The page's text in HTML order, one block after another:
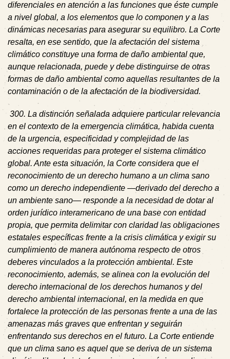
diferenciales en atención a las funciones que éste cumple
a nivel global, a los elementos que lo componen y a las
dinámicas necesarias para asegurar su equilibro. La Corte
resalta, en ese sentido, que la afectación del sistema
climático constituye una forma de daño ambiental que,
aunque relacionada, puede y debe distinguirse de otras
formas de daño ambiental como aquellas resultantes de la
contaminación o de la afectación de la biodiversidad.
300. La distinción señalada adquiere particular relevancia
en el contexto de la emergencia climática, habida cuenta
de la urgencia, especificidad y complejidad de las
acciones requeridas para proteger el sistema climático
global. Ante esta situación, la Corte considera que el
reconocimiento de un derecho humano a un clima sano
como un derecho independiente —derivado del derecho a
un ambiente sano— responde a la necesidad de dotar al
orden jurídico interamericano de una base con entidad
propia, que permita delimitar con claridad las obligaciones
estatales específicas frente a la crisis climática y exigir su
cumplimiento de manera autónoma respecto de otros
deberes vinculados a la protección ambiental. Este
reconocimiento, además, se alinea con la evolución del
derecho internacional de los derechos humanos y del
derecho ambiental internacional, en la medida en que
fortalece la protección de las personas frente a una de las
amenazas más graves que enfrentan y seguirán
enfrentando sus derechos en el futuro. La Corte entiende
que un clima sano es aquel que se deriva de un sistema